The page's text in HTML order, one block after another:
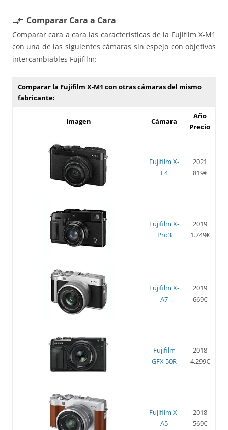
compare_arrows Comparar Cara a Cara
Comparar cara a cara las características de la Fujifilm X-M1
con una de las siguientes cámaras sin espejo con objetivos
intercambiables Fujifilm:
Comparar la Fujifilm X-M1 con otras cámaras del mismo
fabricante:
Imagen Cámara
Año
Precio
Fujifilm X-
E4
2021
819€
Fujifilm X-
Pro3
2019
1.749€
Fujifilm X-
A7
2019
669€
Fujifilm
GFX 50R
2018
4.299€
Fujifilm X-
A5
2018
569€